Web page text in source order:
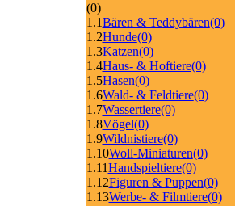
(0)
1.1Bären & Teddybären(0)
1.2Hunde(0)
1.3Katzen(0)
1.4Haus- & Hoftiere(0)
1.5Hasen(0)
1.6Wald- & Feldtiere(0)
1.7Wassertiere(0)
1.8Vögel(0)
1.9Wildnistiere(0)
1.10Woll-Miniaturen(0)
1.11Handspieltiere(0)
1.12Figuren & Puppen(0)
1.13Werbe- & Filmtiere(0)